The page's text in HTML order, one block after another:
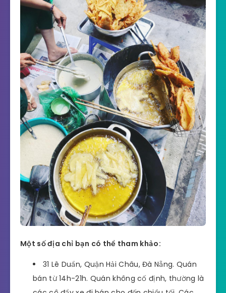
Một số địa chỉ bạn có thể tham khảo:
31 Lê Duẩn, Quận Hải Châu, Đà Nẵng. Quán
bán từ 14h-21h. Quán không cố định, thường là